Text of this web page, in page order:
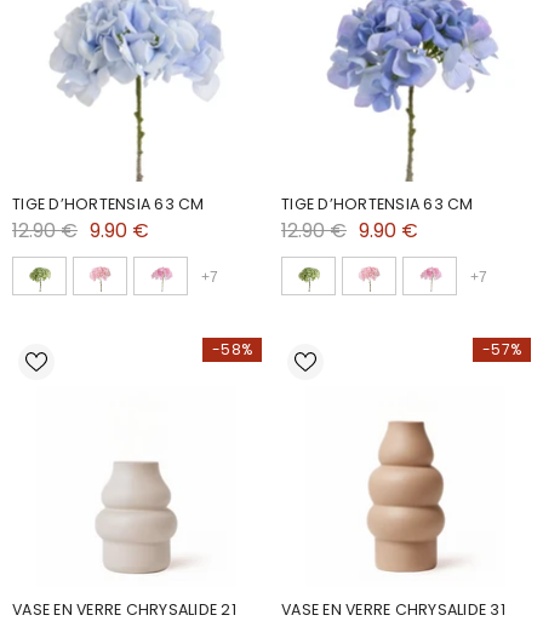
TIGE D’HORTENSIA 63 CM
12.90 € 9.90 €
+7
TIGE D’HORTENSIA 63 CM
12.90 € 9.90 €
+7
-58%
VASE EN VERRE CHRYSALIDE 21
-57%
VASE EN VERRE CHRYSALIDE 31